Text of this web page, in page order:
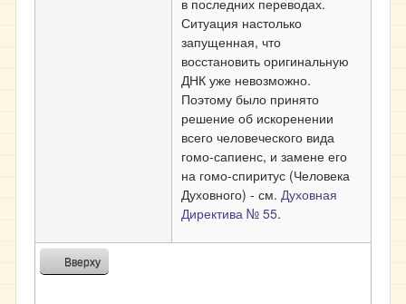
Ситуация настолько
запущенная, что
восстановить оригинальную
ДНК уже невозможно.
Поэтому было принято
решение об искоренении
всего человеческого вида
гомо-сапиенс, и замене его
на гомо-спиритус (Человека
Духовного) - см. Духовная
Директива № 55.
Вверху